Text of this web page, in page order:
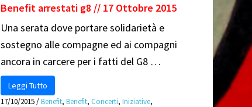
Benefit arrestati g8 // 17 Ottobre 2015
Una serata dove portare solidarietà e
sostegno alle compagne ed ai compagni
ancora in carcere per i fatti del G8 …
Leggi Tutto
17/10/2015/Benefit, Benefit, Concerti, Iniziative,